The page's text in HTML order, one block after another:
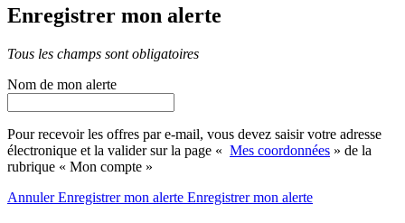
Enregistrer mon alerte
Tous les champs sont obligatoires
Nom de mon alerte
Pour recevoir les offres par e-mail, vous devez saisir votre adresse
électronique et la valider sur la page « Mes coordonnées » de la
rubrique « Mon compte »
AnnulerEnregistrer mon alerte Enregistrermon alerte